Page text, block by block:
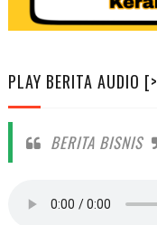
PLAY BERITA AUDIO [>
BERITA BISNIS